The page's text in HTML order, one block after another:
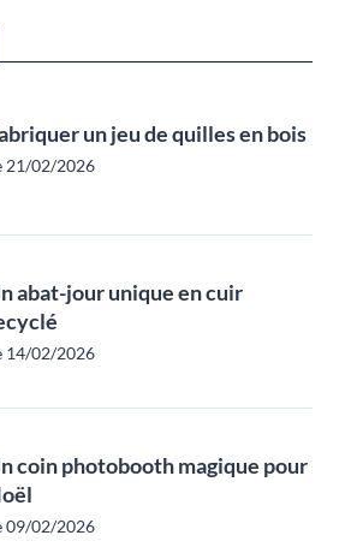
un jeu de quilles en bois
21/02/2026
abat-jour unique en cuir
14/02/2026
coin photobooth magique pour
09/02/2026